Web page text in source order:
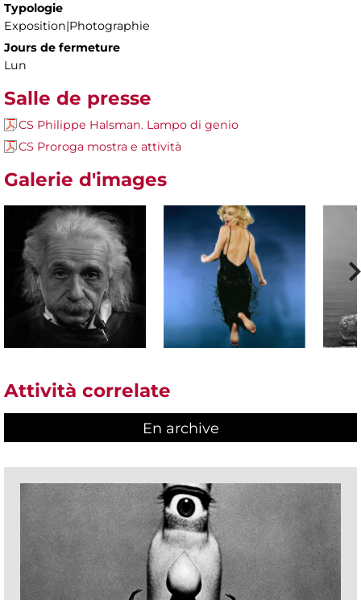
Typologie
Exposition|Photographie
Jours de fermeture
Lun
Salle de presse
CS Philippe Halsman. Lampo di genio
CS Proroga mostra e attività
Galerie d'images
Attività correlate
En archive